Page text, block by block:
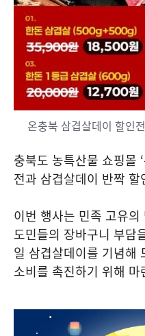
온충북 삼겹살데이 할인
충북도 농특산물 쇼핑몰 ‘
전과 삼겹살데이 반짝
이번 행사는 민족 고유
도민들의 장바구니 부담
일 삼겹살데이를 기념해
소비를 촉진하기 위해 마